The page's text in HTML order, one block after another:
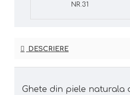
NR.31
DESCRIERE
Ghete din piele naturala